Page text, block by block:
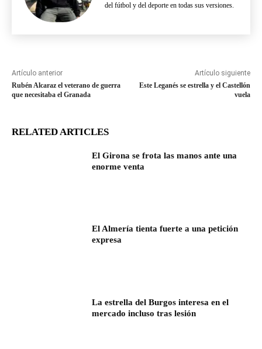
del fútbol y del deporte en todas sus versiones.
Artículo anterior
Rubén Alcaraz el veterano de guerra
que necesitaba el Granada
Artículo siguiente
Este Leganés se estrella y el Castellón
vuela
RELATED ARTICLES
El Girona se frota las manos ante una
enorme venta
El Almería tienta fuerte a una petición
expresa
La estrella del Burgos interesa en el
mercado incluso tras lesión